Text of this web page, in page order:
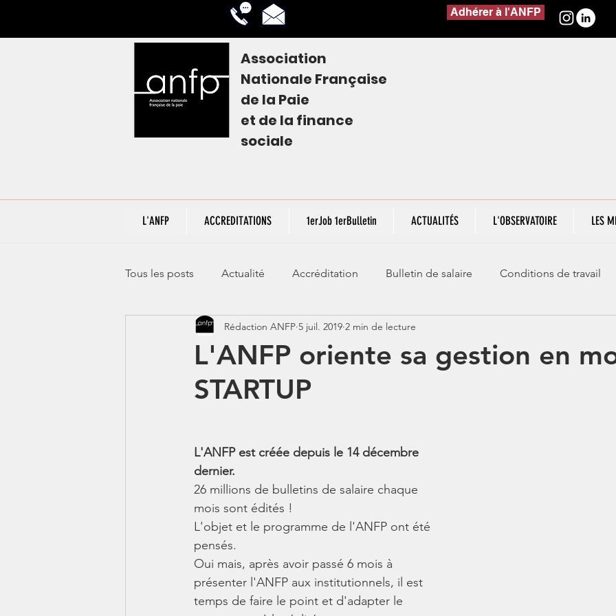
Adhérer à l'ANFP
Association
Nationale Française
de la Paie
et de la finance
sociale
L'ANFP ACCREDITATIONS 1erJob 1erBulletin ACTUALITÉS L'OBSERVATOIRE LES
Tous les posts Actualité Accréditation Bulletin de salaire Conditions de travail
CORONAVIRUS - COVID 19 Jurisprudence Rémunération
Jeunes - 1erJob1erBP DSN
L'ANFP oriente sa gestion en
STARTUP
Rédaction ANFP 5 juil. 2019 2 min de lecture
L'ANFP est créée depuis le 14 décembre
dernier.
26 millions de bulletins de salaire chaque
mois sont édités !
L'objet et le programme de l'ANFP ont été
pensés.
Oui mais, après avoir passé 6 mois à
présenter l'ANFP aux institutionnels, il est
temps de faire le point et d'adapter le